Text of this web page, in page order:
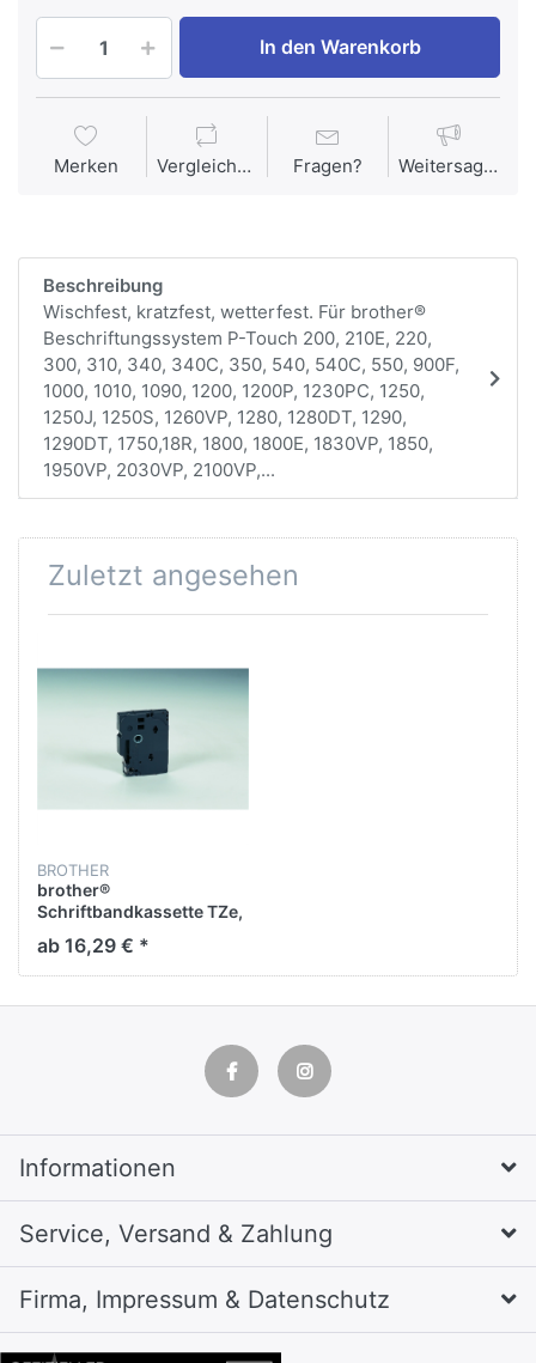
In den Warenkorb
Merken Vergleichen Fragen? Weitersagen
Beschreibung
Wischfest, kratzfest, wetterfest. Für brother®
Beschriftungssystem P-Touch 200, 210E, 220,
300, 310, 340, 340C, 350, 540, 540C, 550, 900F,
1000, 1010, 1090, 1200, 1200P, 1230PC, 1250,
1250J, 1250S, 1260VP, 1280, 1280DT, 1290,
1290DT, 1750,18R, 1800, 1800E, 1830VP, 1850,
1950VP, 2030VP, 2100VP,...
Zuletzt angesehen
BROTHER
brother®
Schriftbandkassette TZe,
Polyester, laminiert, 9 mm
x 8 m, schwarz auf weiß
ab 16,29 € *
Informationen
Service, Versand & Zahlung
Firma, Impressum & Datenschutz